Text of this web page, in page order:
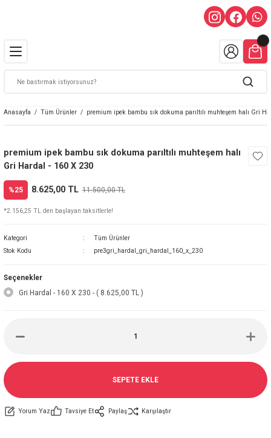
Anasayfa Tüm Ürünler premium ipek bambu sık dokuma parıltılı muhteşem halı Gri
premium ipek bambu sık dokuma parıltılı muhteşem halı
Gri Hardal - 160 X 230
%25 8.625,00 TL 11.500,00 TL
*2.156,25 TL den başlayan taksitlerle!
Kategori
Tüm Ürünler
Stok Kodu
pre3gri_hardal_gri_hardal_160_x_230
Seçenekler
Gri Hardal - 160 X 230 - ( 8.625,00 TL )
SEPETE EKLE
Yorum Yaz Tavsiye Et Paylaş Karşılaştır